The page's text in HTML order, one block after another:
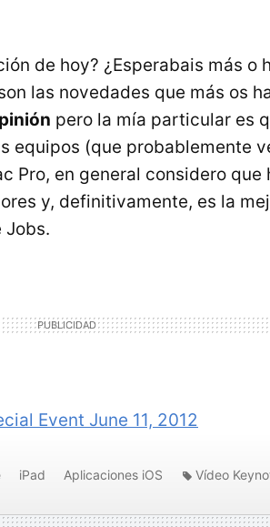
de hoy? ¿Esperabais más o
las novedades que más os
pero la mía particular es
equipos (que probablemente
Pro, en general considero que
y, definitivamente, es la
Jobs.
Event June 11, 2012
iPad Aplicaciones iOS
Vídeo